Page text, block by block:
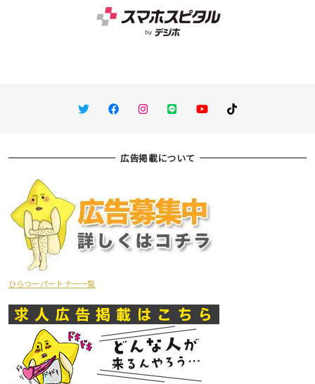
TwitterFacebookInstagram
LINE You TubeTikTok
広告掲載について
ひらつーパートナー一覧